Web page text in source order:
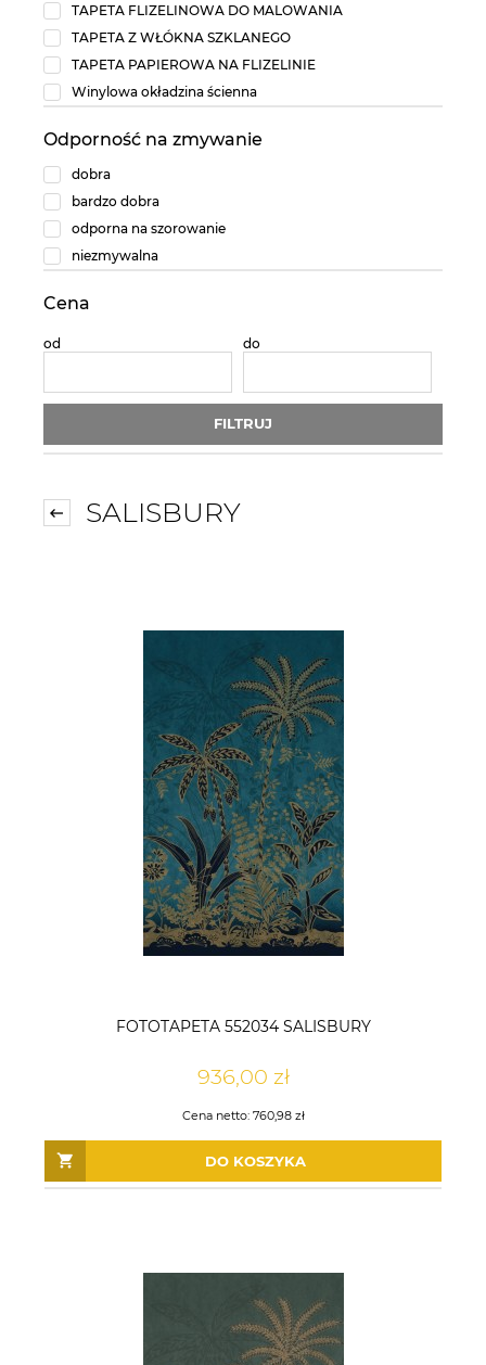
TAPETA FLIZELINOWA DO MALOWANIA
TAPETA Z WŁÓKNA SZKLANEGO
TAPETA PAPIEROWA NA FLIZELINIE
Winylowa okładzina ścienna
Odporność na zmywanie
dobra
bardzo dobra
odporna na szorowanie
niezmywalna
Cena
od do
FILTRUJ
SALISBURY
FOTOTAPETA 552034 SALISBURY
936,00 zł
Cena netto: 760,98 zł
DO KOSZYKA